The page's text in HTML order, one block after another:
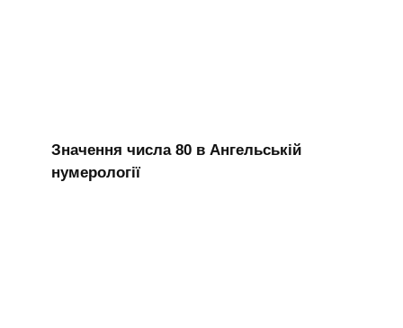
Значення числа 80 в Ангельській
нумерології